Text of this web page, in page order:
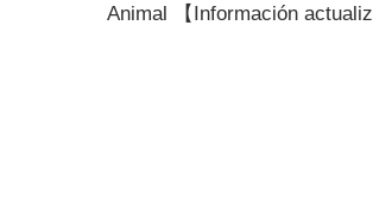
Animal 【Información